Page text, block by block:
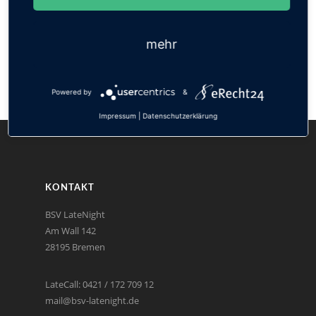
KONTAKT
BSV LateNight
Am Wall 142
28195 Bremen
LateCall: 0421 / 172 709 12
mail@bsv-latenight.de
mehr
Powered by &
Impressum Datenschutzerklärung